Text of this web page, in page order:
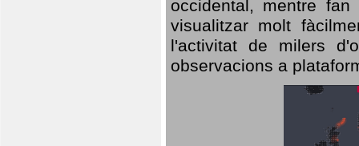
occidental, mentre
visualitzar molt
l'activitat de milers
observacions a